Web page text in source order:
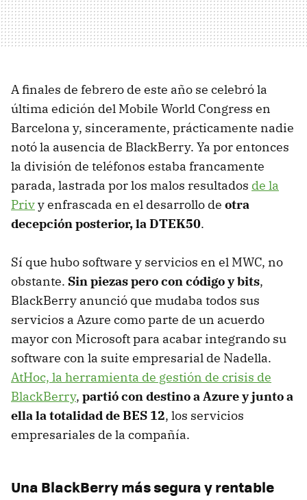
A finales de febrero de este año se celebró la
última edición del Mobile World Congress en
Barcelona y, sinceramente, prácticamente nadie
notó la ausencia de BlackBerry. Ya por entonces
la división de teléfonos estaba francamente
parada, lastrada por los malos resultados de la
Privy enfrascada en el desarrollo de otra
decepción posterior, la DTEK50.
Sí que hubo software y servicios en el MWC, no
obstante. Sin piezas pero con código y bits,
BlackBerry anunció que mudaba todos sus
servicios a Azure como parte de un acuerdo
mayor con Microsoft para acabar integrando su
software con la suite empresarial de Nadella.
AtHoc, la herramienta de gestión de crisis de
BlackBerry, partió con destino a Azure y junto a
ella la totalidad de BES 12, los servicios
empresariales de la compañía.
Una BlackBerry más segura y rentable